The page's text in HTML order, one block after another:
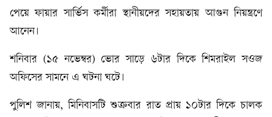
পেয়ে ফায়ার সার্ভিস কর্মীরা স্থানীয়দের সহায়তায় আগুন নিয়ন্ত্রণে
আনেন।
শনিবার (১৫ নভেম্বর) ভোর সাড়ে ৬টার দিকে শিমরাইল সওজ
অফিসের সামনে এ ঘটনা ঘটে।
পুলিশ জানায়, মিনিবাসটি শুক্রবার রাত প্রায় ১০টার দিকে চালক